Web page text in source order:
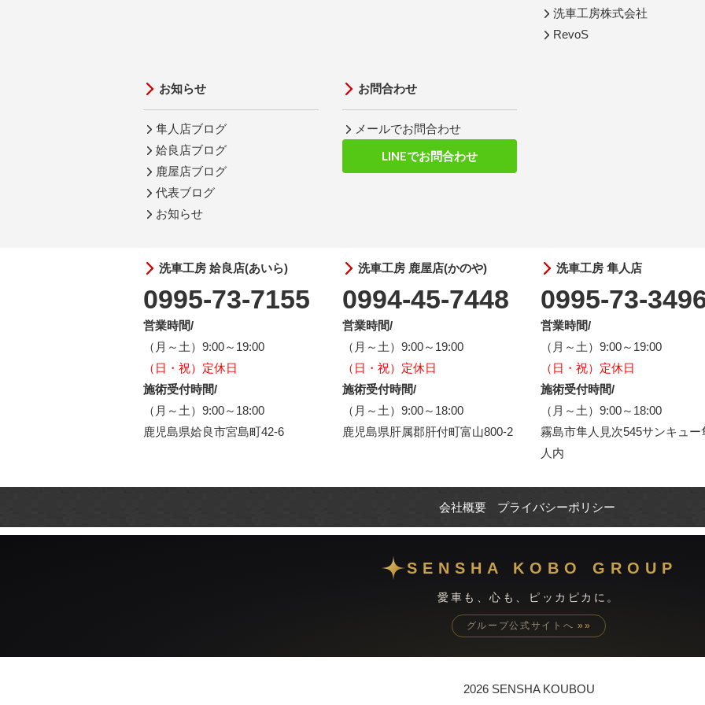
洗車工房株式会社
RevoS
お知らせ
隼人店ブログ
姶良店ブログ
鹿屋店ブログ
代表ブログ
お知らせ
お問合わせ
メールでお問合わせ
LINEでお問合わせ
洗車工房 姶良店(あいら)
0995-73-7155
営業時間/
（月～土）9:00～19:00
（日・祝）定休日
施術受付時間/
（月～土）9:00～18:00
鹿児島県姶良市宮島町42-6
洗車工房 鹿屋店(かのや)
0994-45-7448
営業時間/
（月～土）9:00～19:00
（日・祝）定休日
施術受付時間/
（月～土）9:00～18:00
鹿児島県肝属郡肝付町富山800-2
洗車工房 隼人店
0995-73-
営業時間/
（月～土）9:00～19:00
（日・祝）定休日
施術受付時間/
（月～土）9:00～18:00
霧島市隼人見次545サンキュー
人内
会社概要 プライバシーポリシー
SENSHA KOBO GROUP
愛車も、心も、ピッカピカに。
グループ公式サイトへ»»
2026 SENSHA KOUBOU